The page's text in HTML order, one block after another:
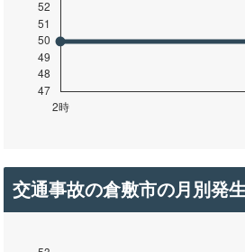
交通事故の倉敷市の月別発